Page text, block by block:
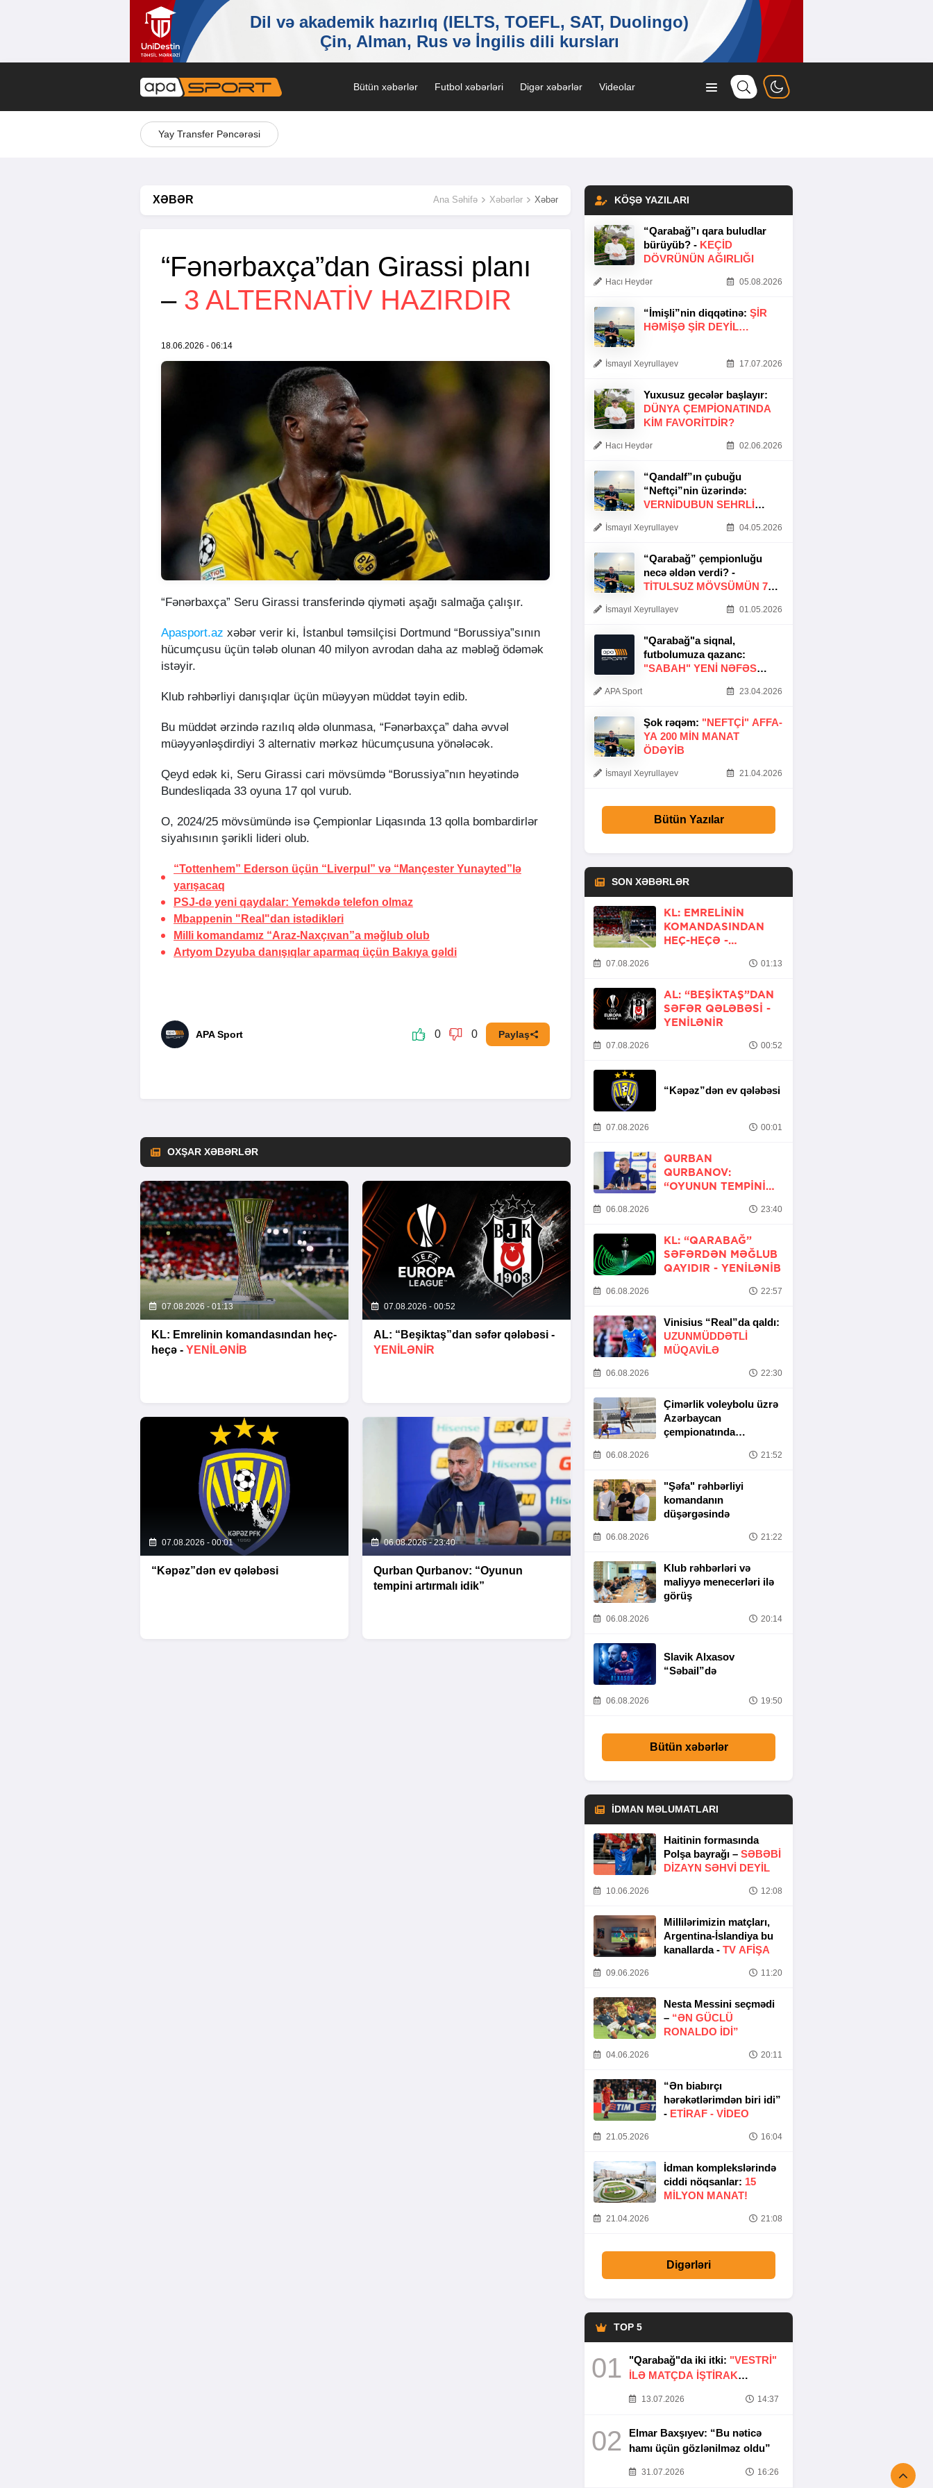
Bütün xəbərlər Futbol xəbərləri Digər xəbərlər Videolar
Yay Transfer Pəncərəsi
XƏBƏR Ana Səhifə Xəbərlər Xəbər
“Fənərbaxça”dan Girassi planı
–3 ALTERNATIV HAZIRDIR
18.06.2026 - 06:14
“Fənərbaxça” Seru Girassi transferində qiyməti aşağı salmağa çalışır.
Apasport.az xəbər verir ki, İstanbul təmsilçisi Dortmund “Borussiya”sının
hücumçusu üçün tələb olunan 40 milyon avrodan daha az məbləğ ödəmək
istəyir.
Klub rəhbərliyi danışıqlar üçün müəyyən müddət təyin edib.
Bu müddət ərzində razılıq əldə olunmasa, “Fənərbaxça” daha əvvəl
müəyyənləşdirdiyi 3 alternativ mərkəz hücumçusuna yönələcək.
Qeyd edək ki, Seru Girassi cari mövsümdə “Borussiya”nın heyətində
Bundesliqada 33 oyuna 17 qol vurub.
O, 2024/25 mövsümündə isə Çempionlar Liqasında 13 qolla bombardirlər
siyahısının şərikli lideri olub.
“Tottenhem” Ederson üçün “Liverpul” və “Mançester Yunayted”lə
yarışacaq
PSJ-də yeni qaydalar: Yeməkdə telefon olmaz
Mbappenin "Real"dan istədikləri
Milli komandamız “Araz-Naxçıvan”a məğlub olub
Artyom Dzyuba danışıqlar aparmaq üçün Bakıya gəldi
APA Sport 0 0 Paylaş
OXŞAR XƏBƏRLƏR
07.08.2026 - 01:13
KL: Emrelinin komandasından heç-
heçə - YENİLƏNİB
07.08.2026 - 00:52
AL: “Beşiktaş”dan səfər qələbəsi -
YENİLƏNİR
07.08.2026 - 00:01
“Kəpəz”dən ev qələbəsi
06.08.2026 - 23:40
Qurban Qurbanov: “Oyunun
tempini artırmalı idik”
KÖŞƏ YAZILARI
“Qarabağ”ı qara buludlar
bürüyüb? - KEÇID
DÖVRÜNÜN AĞIRLIĞI
Hacı Heydər 05.08.2026
“İmişli”nin diqqətinə: ŞIR
HƏMIŞƏ ŞIR DEYIL…
İsmayıl Xeyrullayev 17.07.2026
Yuxusuz gecələr başlayır:
DÜNYA ÇEMPIONATINDA
KIM FAVORITDIR?
Hacı Heydər 02.06.2026
“Qandalf”ın çubuğu
“Neftçi”nin üzərində:
VERNİDUBUN SEHRLİ
İsmayıl Xeyrullayev 04.05.2026
“Qarabağ” çempionluğu
necə əldən verdi? -
TITULSUZ MÖVSÜMÜN 7
İsmayıl Xeyrullayev 01.05.2026
"Qarabağ"a siqnal,
futbolumuza qazanc:
"SABAH" YENI NƏFƏS
APA Sport 23.04.2026
Şok rəqəm: "NEFTÇI" AFFA-
YA 200 MIN MANAT
ÖDƏYIB
İsmayıl Xeyrullayev 21.04.2026
Bütün Yazılar
SON XƏBƏRLƏR
KL: EMRELININ
KOMANDASINDAN
HEÇ-HEÇƏ -
07.08.2026 01:13
AL: “BEŞIKTAŞ”DAN
SƏFƏR QƏLƏBƏSI -
YENİLƏNİR
07.08.2026 00:52
“Kəpəz”dən ev qələbəsi
07.08.2026 00:01
QURBAN
QURBANOV:
“OYUNUN TEMPINI
06.08.2026 23:40
KL: “QARABAĞ”
SƏFƏRDƏN MƏĞLUB
QAYIDIR - YENİLƏNİB
06.08.2026 22:57
Vinisius “Real”da qaldı:
UZUNMÜDDƏTLİ
MÜQAVİLƏ
06.08.2026 22:30
Çimərlik voleybolu üzrə
Azərbaycan
çempionatında
06.08.2026 21:52
"Şəfa" rəhbərliyi
komandanın
düşərgəsində
06.08.2026 21:22
Klub rəhbərləri və
maliyyə menecerləri ilə
görüş
06.08.2026 20:14
Slavik Alxasov
“Səbail”də
06.08.2026 19:50
Bütün xəbərlər
İDMAN MƏLUMATLARI
Haitinin formasında
Polşa bayrağı – SƏBƏBI
DIZAYN SƏHVI DEYIL
10.06.2026 12:08
Millilərimizin matçları,
Argentina-İslandiya bu
kanallarda - TV AFİŞA
09.06.2026 11:20
Nesta Messini seçmədi
– “ƏN GÜCLÜ
RONALDO IDI”
04.06.2026 20:11
“Ən biabırçı
hərəkətlərimdən biri idi”
- ETIRAF - VİDEO
21.05.2026 16:04
İdman komplekslərində
ciddi nöqsanlar: 15
MILYON MANAT!
21.04.2026 21:08
Digərləri
TOP 5
01 "Qarabağ"da iki itki: "VESTRİ"
İLƏ MATÇDA İŞTİRAK
13.07.2026 14:37
02
Elmar Baxşıyev: “Bu nəticə
hamı üçün gözlənilməz oldu”
31.07.2026 16:26